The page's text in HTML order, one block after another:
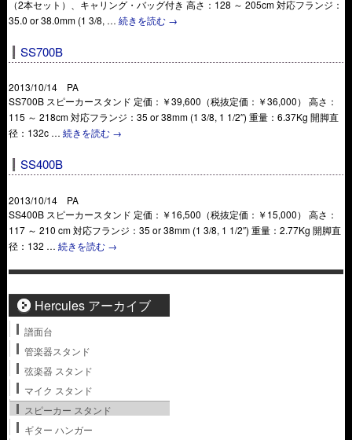
（2本セット）、キャリング・バッグ付き 高さ：128 ～ 205cm 対応フランジ：
35.0 or 38.0mm (1 3/8, …続きを読む →
SS700B
2013/10/14 PA
SS700B スピーカースタンド 定価：￥39,600（税抜定価：￥36,000） 高さ：
115 ～ 218cm 対応フランジ：35 or 38mm (1 3/8, 1 1/2″) 重量：6.37Kg 開脚直
径：132c …続きを読む →
SS400B
2013/10/14 PA
SS400B スピーカースタンド 定価：￥16,500（税抜定価：￥15,000） 高さ：
117 ～ 210 cm 対応フランジ：35 or 38mm (1 3/8, 1 1/2″) 重量：2.77Kg 開脚直
径：132 …続きを読む →
Hercules アーカイブ
譜面台
管楽器スタンド
弦楽器 スタンド
マイク スタンド
スピーカー スタンド
ギター ハンガー